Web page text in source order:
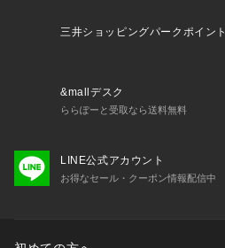
三井ショッピングパークポイント
&mallデスク
ららぽーと受取なら送料無料
LINE公式アカウント
お得なセール・クーポン情報配信中